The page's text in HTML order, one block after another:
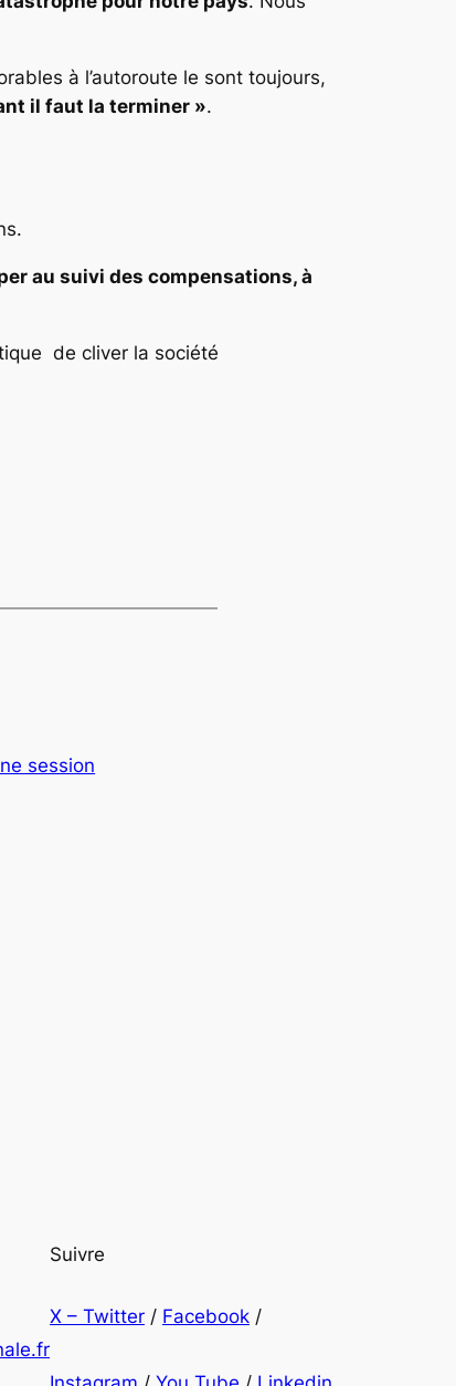
à l’autoroute le sont toujours,
il faut la terminer ».
au suivi des compensations, à
de cliver la société
session
Suivre
X – Twitter / Facebook /